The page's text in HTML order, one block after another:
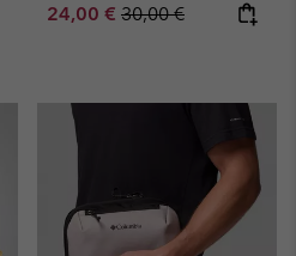
Sale price:
24,00 € Regular price:
30,00 €